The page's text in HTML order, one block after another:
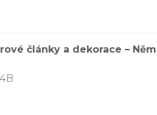
články a dekorace –